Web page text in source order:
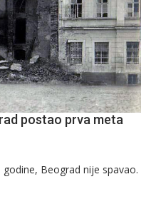
postao prva meta
Beograd nije spavao.